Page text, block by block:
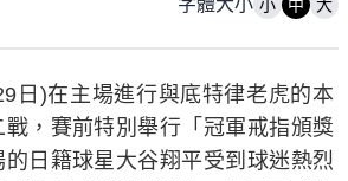
字體大小 小 中 大
日)在主場進行與底特律老虎的本
，賽前特別舉行「冠軍戒指頒獎
日籍球星大谷翔平受到球迷熱烈